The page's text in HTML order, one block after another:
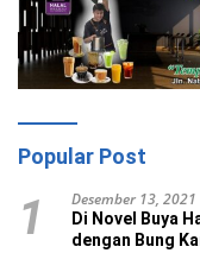
Popular Post
1 Desember 13, 2021
Di Novel Buya
dengan Bung